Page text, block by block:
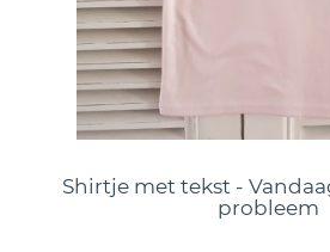
Shirtje met tekst -
probleem